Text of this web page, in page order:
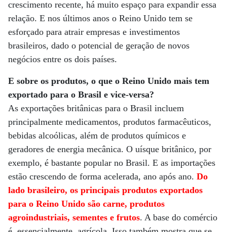
crescimento recente, há muito espaço para expandir essa
relação. E nos últimos anos o Reino Unido tem se
esforçado para atrair empresas e investimentos
brasileiros, dado o potencial de geração de novos
negócios entre os dois países.
E sobre os produtos, o que o Reino Unido mais tem
exportado para o Brasil e vice-versa?
As exportações britânicas para o Brasil incluem
principalmente medicamentos, produtos farmacêuticos,
bebidas alcoólicas, além de produtos químicos e
geradores de energia mecânica. O uísque britânico, por
exemplo, é bastante popular no Brasil. E as importações
estão crescendo de forma acelerada, ano após ano. Do
lado brasileiro, os principais produtos exportados
para o Reino Unido são carne, produtos
agroindustriais, sementes e frutos. A base do comércio